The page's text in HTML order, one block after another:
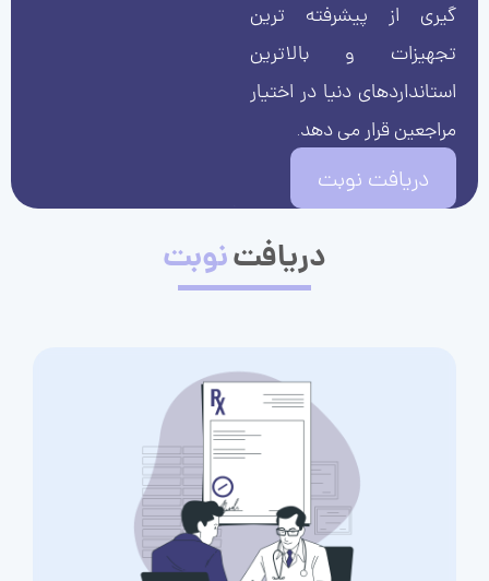
گیری از پیشرفته ترین
تجهیزات و بالاترین
استانداردهای دنیا در اختیار
مراجعین قرار می دهد.
دریافت نوبت
دریافتنوبت